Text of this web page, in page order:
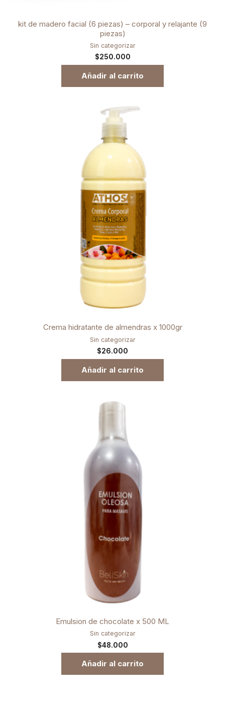
kit de madero facial (6 piezas) – corporal y relajante (9
piezas)
Sin categorizar
$250.000
Añadir al carrito
Crema hidratante de almendras x 1000gr
Sin categorizar
$26.000
Añadir al carrito
Emulsion de chocolate x 500 ML
Sin categorizar
$48.000
Añadir al carrito